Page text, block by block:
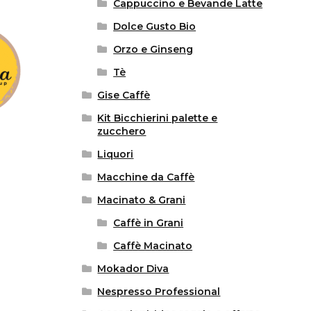
Cappuccino e Bevande Latte
Dolce Gusto Bio
Orzo e Ginseng
Tè
Gise Caffè
Kit Bicchierini palette e
zucchero
Liquori
Macchine da Caffè
Macinato & Grani
Caffè in Grani
Caffè Macinato
Mokador Diva
Nespresso Professional